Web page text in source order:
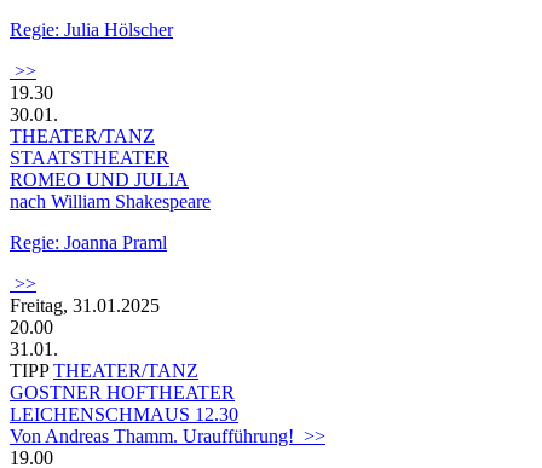
Regie: Julia Hölscher
>>
19.30
30.01.
THEATER/TANZ
STAATSTHEATER
ROMEO UND JULIA
nach William Shakespeare
Regie: Joanna Praml
>>
Freitag, 31.01.2025
20.00
31.01.
TIPP THEATER/TANZ
GOSTNER HOFTHEATER
LEICHENSCHMAUS 12.30
Von Andreas Thamm. Uraufführung! >>
19.00